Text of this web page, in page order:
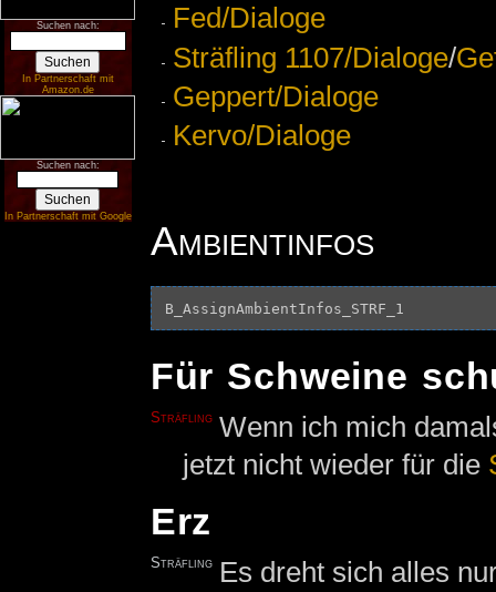
Suchen nach:
In Partnerschaft mit
Amazon.de
Suchen nach:
In Partnerschaft mit Google
Fed/Dialoge
Sträfling 1107/Dialoge/
Geppert/Dialoge
Kervo/Dialoge
Ambientinfos
Für Schweine
Sträfling Wenn ich mich
jetzt nicht wieder für die
Erz
Sträfling Es dreht sich alles